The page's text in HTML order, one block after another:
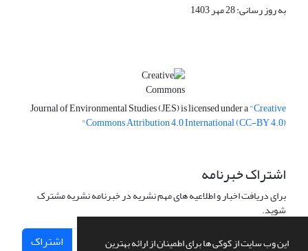
این وب سایت از کوکی ها برای اطمینان از ارائه بهترین
به روز رسانی: 28 مهر 1403
Journal of Environmental Studies (JES) is licensed under a"Creative
Commons Attribution 4.0 International (CC-BY 4.0)"
اشتراک خبرنامه
برای دریافت اخبار و اطلاعیه های مهم نشریه در خبرنامه نشریه مشترک
شوید.
اشتراک